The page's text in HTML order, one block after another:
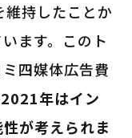
持したことか
ます。このト
四媒体広告費
2021年はイン
が考えられま